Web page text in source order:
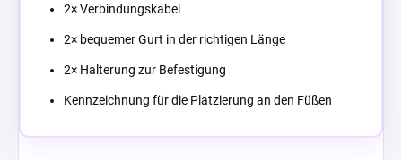
2× Verbindungskabel
2× bequemer Gurt in der richtigen Länge
2× Halterung zur Befestigung
Kennzeichnung für die Platzierung an den Füßen